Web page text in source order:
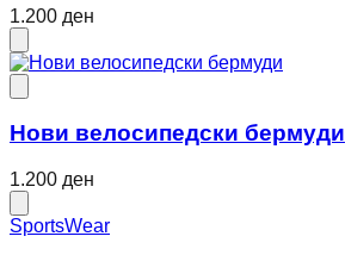
1.200 ден
Нови велосипедски бермуди
1.200 ден
SportsWear